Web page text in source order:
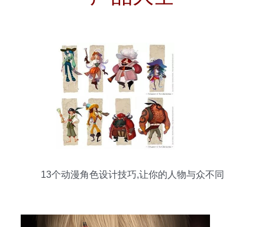
13个动漫角色设计技巧,让你的人物与众不同